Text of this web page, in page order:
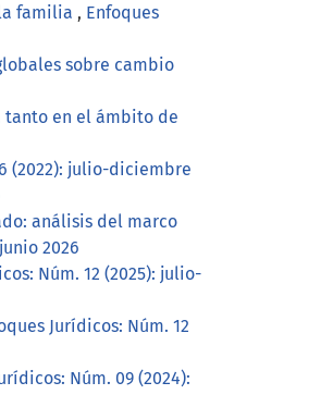
familia , Enfoques
sobre cambio
tanto en el ámbito de
(2022): julio-diciembre
análisis del marco
2026
Núm. 12 (2025): julio-
Jurídicos: Núm. 12
Núm. 09 (2024):